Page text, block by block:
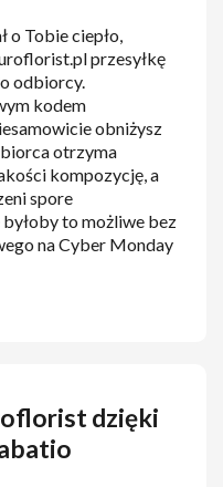
o Tobie ciepło,
przesyłkę
odbiorcy.
kodem
obniżysz
otrzyma
kompozycję, a
spore
to możliwe bez
na Cyber Monday
dzięki